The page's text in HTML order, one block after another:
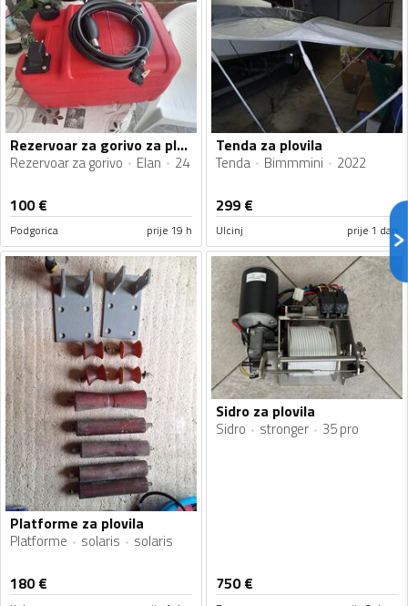
Rezervoar za gorivo za plovila
Rezervoar za gorivo Elan 24
100€
Podgorica prije 19 h
Tenda za plovila
Tenda Bimmmini 2022
299 €
Ulcinj prije 1 dan
Platforme za plovila
Platforme solaris solaris
180€
Sidro za plovila
Sidro stronger 35 pro
750€